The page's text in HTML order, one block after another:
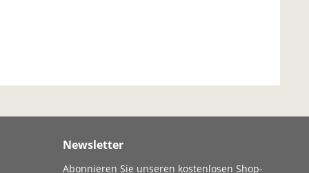
Newsletter
Abonnieren Sie unseren kostenlosen Shop-